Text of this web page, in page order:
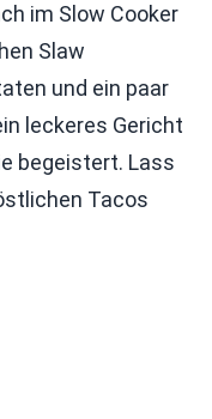
im Slow Cooker
Slaw
und ein paar
leckeres Gericht
begeistert. Lass
Tacos